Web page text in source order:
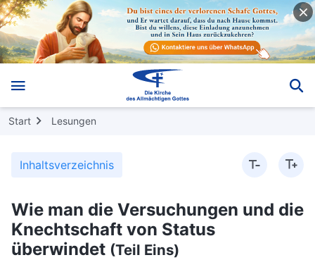
Start Lesungen
Inhaltsverzeichnis
Wie man die Versuchungen und die
Knechtschaft von Status
überwindet (Teil Eins)